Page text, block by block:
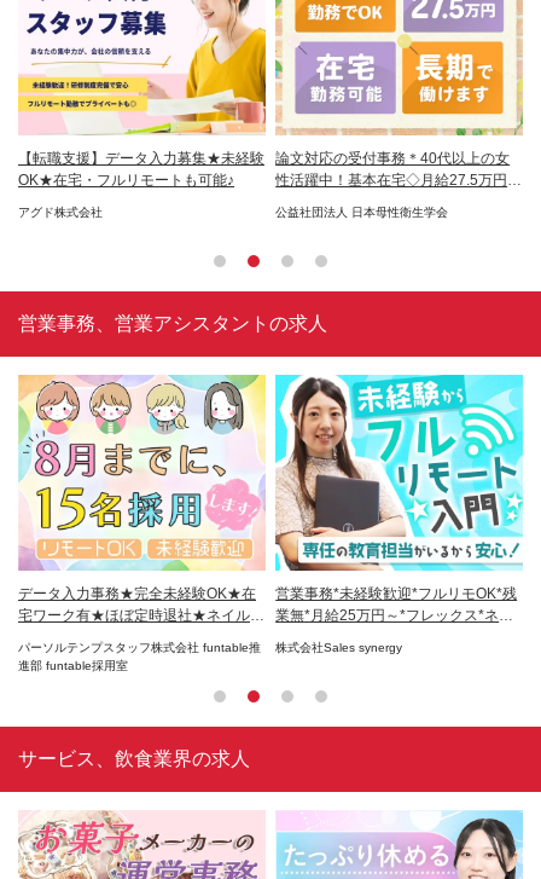
【転職支援】データ入力募集★未経験
OK★在宅・フルリモートも可能♪
アグド株式会社
論文対応の受付事務＊40代以上の女
性活躍中！基本在宅◇月給27.5万円以
公益社団法人 日本母性衛生学会
営業事務、営業アシスタントの求人
データ入力事務★完全未経験OK★在
宅ワーク有★ほぼ定時退社★ネイル
パーソルテンプスタッフ株式会社 funtable推
進部 funtable採用室
営業事務*未経験歓迎*フルリモOK*残
業無*月給25万円～*フレックス*ネイ
株式会社Sales synergy
サービス、飲食業界の求人